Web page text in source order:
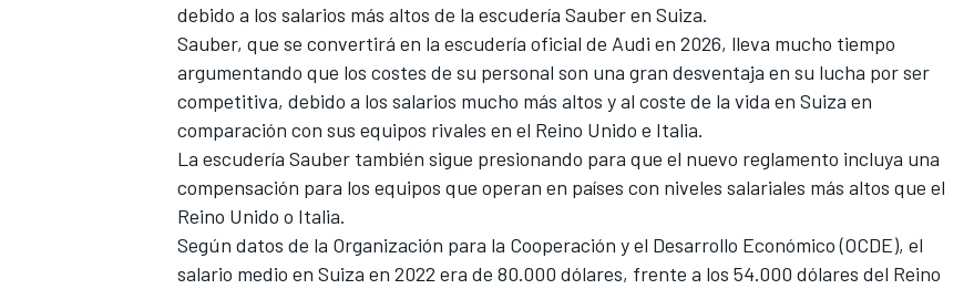
debido a los salarios más altos de la escudería Sauber en Suiza.
Sauber, que se convertirá en la escudería oficial de Audi en 2026, lleva mucho tiempo
argumentando que los costes de su personal son una gran desventaja en su lucha por ser
competitiva, debido a los salarios mucho más altos y al coste de la vida en Suiza en
comparación con sus equipos rivales en el Reino Unido e Italia.
La escudería Sauber también sigue presionando para que el nuevo reglamento incluya una
compensación para los equipos que operan en países con niveles salariales más altos que el
Reino Unido o Italia.
Según datos de la Organización para la Cooperación y el Desarrollo Económico (OCDE), el
salario medio en Suiza en 2022 era de 80.000 dólares, frente a los 54.000 dólares del Reino